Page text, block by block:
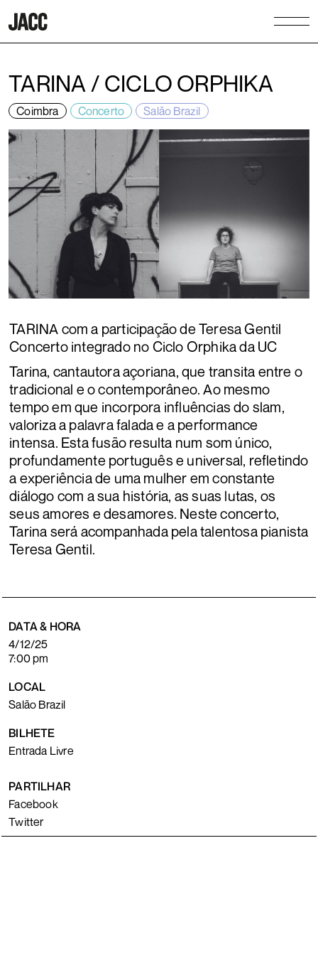
TARINA / CICLO ORPHIKA
Coimbra Concerto Salão Brazil
DATA & HORA
4/12/25
7:00 pm
LOCAL
Salão Brazil
BILHETE
Entrada Livre
PARTILHAR
Facebook
Twitter
TARINA com a participação de Teresa Gentil
Concerto integrado no Ciclo Orphika da UC
Tarina, cantautora açoriana, que transita entre o
tradicional e o contemporâneo. Ao mesmo
tempo em que incorpora influências do slam,
valoriza a palavra falada e a performance
intensa. Esta fusão resulta num som único,
profundamente português e universal, refletindo
a experiência de uma mulher em constante
diálogo com a sua história, as suas lutas, os
seus amores e desamores. Neste concerto,
Tarina será acompanhada pela talentosa pianista
Teresa Gentil.